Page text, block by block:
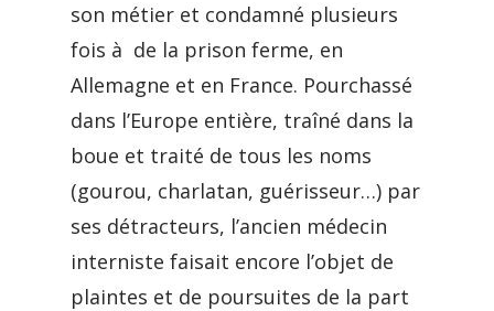
son métier et condamné plusieurs
fois à de la prison ferme, en
Allemagne et en France. Pourchassé
dans l’Europe entière, traîné dans la
boue et traité de tous les noms
(gourou, charlatan, guérisseur…) par
ses détracteurs, l’ancien médecin
interniste faisait encore l’objet de
plaintes et de poursuites de la part